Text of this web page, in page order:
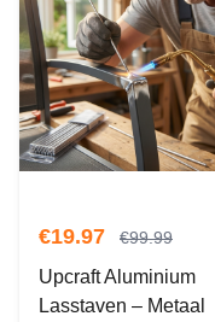
€19.97 €99.99
Upcraft Aluminium
Lasstaven – Metaal